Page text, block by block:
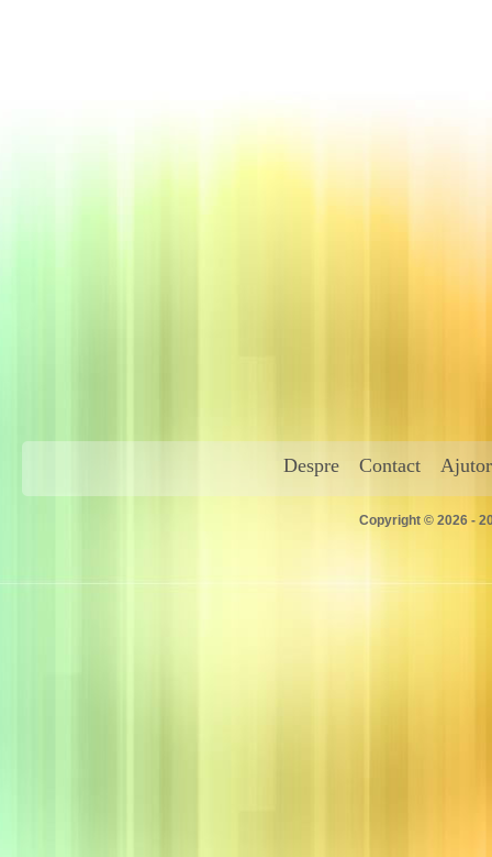
Despre Contact Ajutor
Copyright © 2026 -